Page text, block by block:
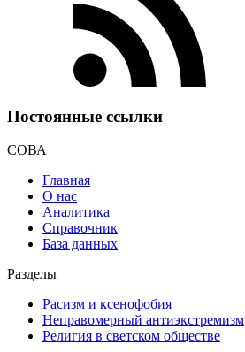
Постоянные ссылки
СОВА
Главная
О нас
Аналитика
Справочник
База данных
Разделы
Расизм и ксенофобия
Неправомерный антиэкстремизм
Религия в светском обществе